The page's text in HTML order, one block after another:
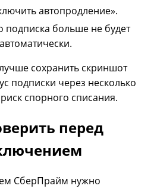
автопродление».
подписка больше не будет
сохранить скриншот
подписки через несколько
спорного списания.
перед
СберПрайм нужно